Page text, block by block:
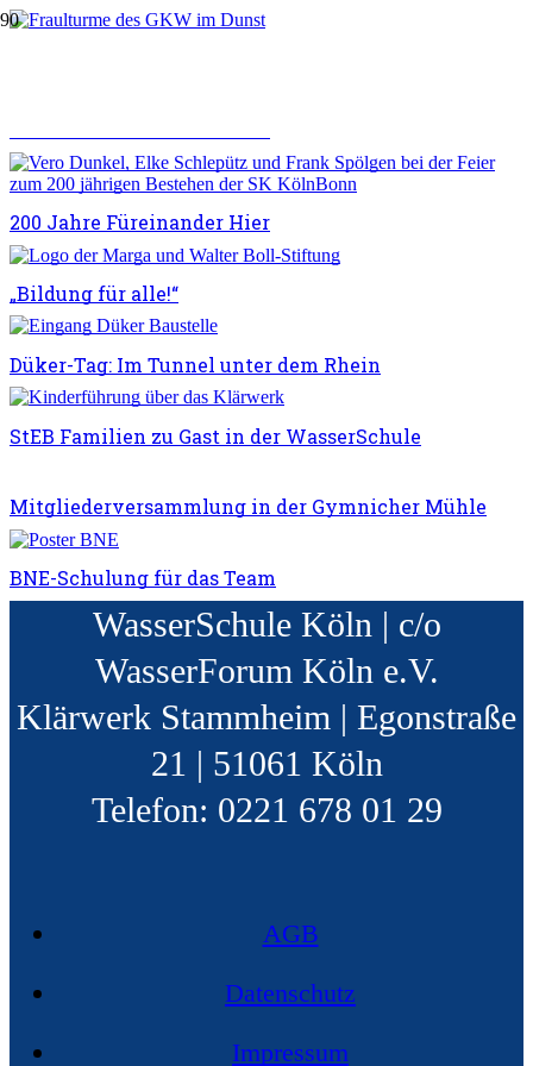
200 Jahre Füreinander Hier
„Bildung für alle!“
Düker-Tag: Im Tunnel unter dem Rhein
StEB Familien zu Gast in der WasserSchule
Mitgliederversammlung in der Gymnicher Mühle
BNE-Schulung für das Team
WasserSchule Köln | c/o
WasserForum Köln e.V.
Klärwerk Stammheim | Egonstraße
21 | 51061 Köln
Telefon: 0221 678 01 29
AGB
Datenschutz
Impressum